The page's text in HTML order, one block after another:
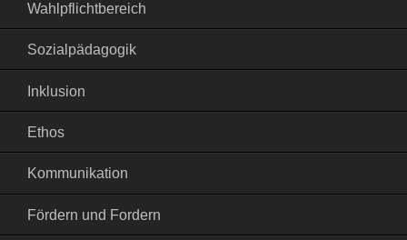
Wahlpflichtbereich
Sozialpädagogik
Inklusion
Ethos
Kommunikation
Fördern und Fordern